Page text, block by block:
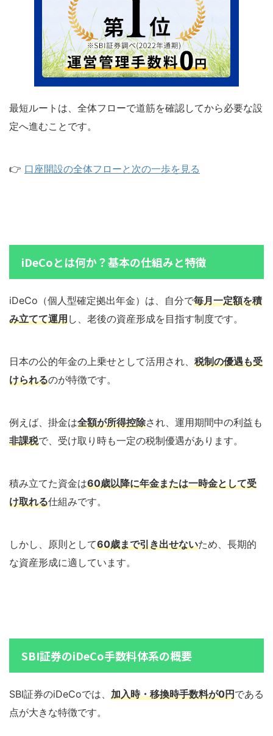
最短ルートは、全体フローで道筋を確認してから必要な設
定へ進むことです。
👉 口座開設の全体フローと次の一歩を見る
iDeCoとは何か？基本の仕組みと特徴
iDeCo（個人型確定拠出年金）は、自分で毎月一定額を積
み立てて運用し、老後の資産形成を目指す制度です。
日本の公的年金の上乗せとして活用され、 税制の優遇も受
けられるのが特徴です。
例えば、掛金は全額が所得控除され、運用期間中の利益も
非課税で、受け取り時も一定の税制優遇があります。
積み立てた資金は60歳以降に年金または一時金として受
け取れる仕組みです。
しかし、原則として60歳まで引き出せないため、長期的
な資産形成に適しています。
SBI証券のiDeCo手数料体系の概要
SBI証券のiDeCoでは、 加入時・移換時手数料が0円である
点が大きな特徴です。